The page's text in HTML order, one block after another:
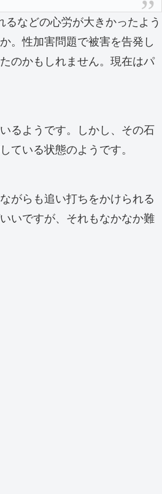
などの心労が大きかったよう
。性加害問題で被害を告発し
のかもしれません。現在はパ
るようです。しかし、その石
ている状態のようです。
がらも追い打ちをかけられる
いですが、それもなかなか難